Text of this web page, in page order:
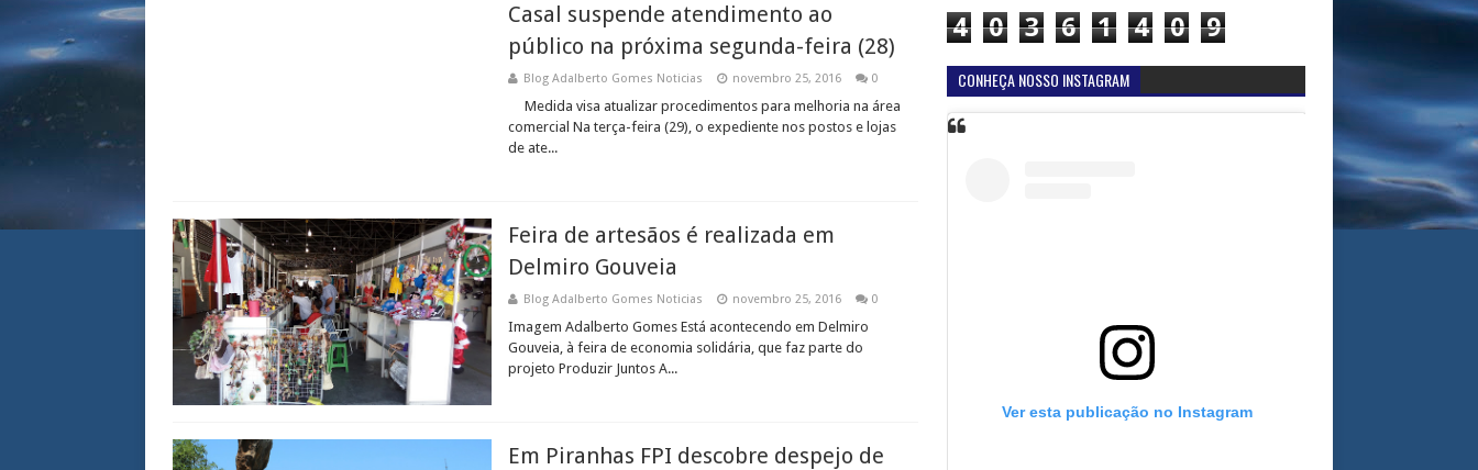
Casal suspende atendimento ao
público na próxima segunda-feira (28)
Blog Adalberto Gomes Noticias novembro 25, 2016 0
Medida visa atualizar procedimentos para melhoria na área
comercial Na terça-feira (29), o expediente nos postos e lojas
de ate...
Feira de artesãos é realizada em
Delmiro Gouveia
Blog Adalberto Gomes Noticias novembro 25, 2016 0
Imagem Adalberto Gomes Está acontecendo em Delmiro
Gouveia, à feira de economia solidária, que faz parte do
projeto Produzir Juntos A...
Em Piranhas FPI descobre despejo de
4 0 3 6 1 4 0 9
CONHEÇA NOSSO INSTAGRAM
Ver esta publicação no Instagram